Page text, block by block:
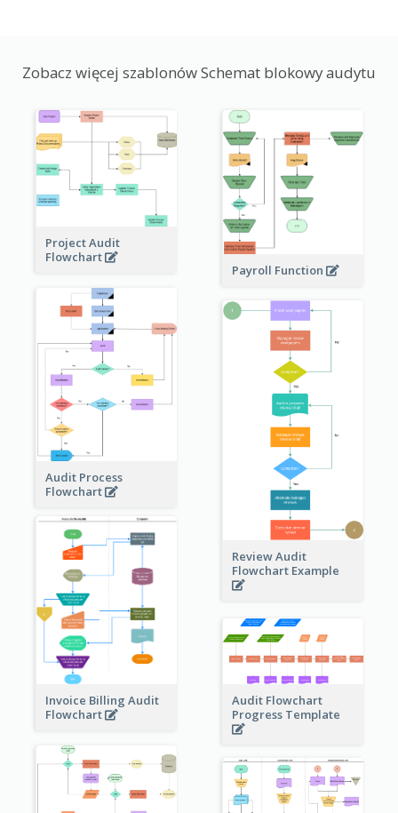
Zobacz więcej szablonów Schemat blokowy audytu
Project Audit
Flowchart
Payroll Function
Audit Process
Flowchart
Review Audit
Flowchart Example
Invoice Billing Audit
Flowchart
Audit Flowchart
Progress Template